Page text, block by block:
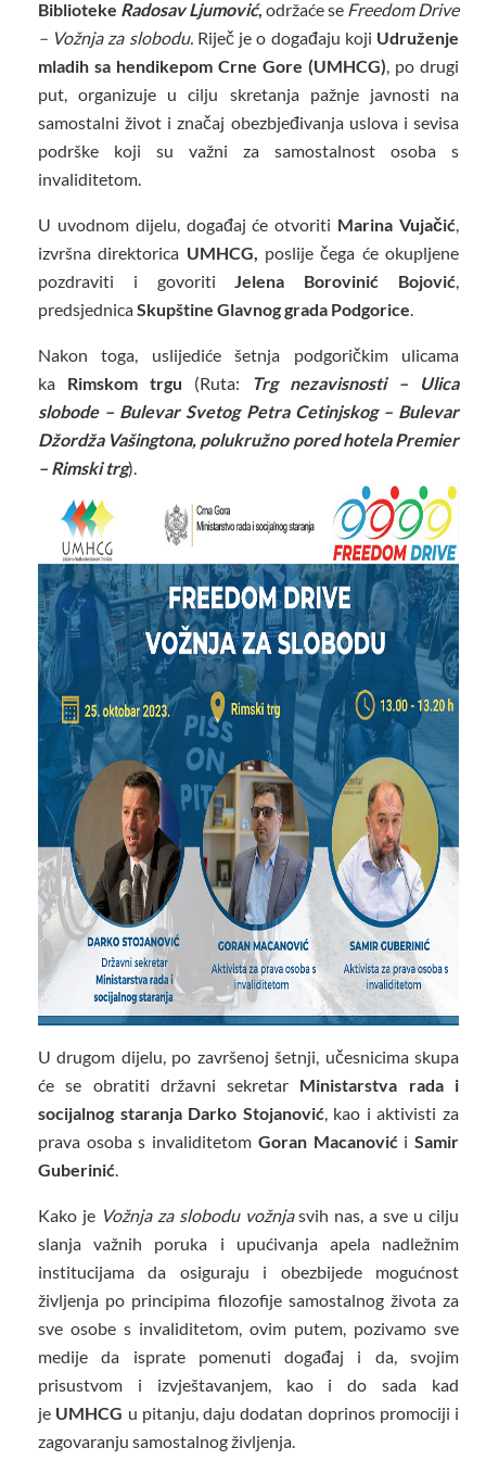
Biblioteke Radosav Ljumović, održaće se Freedom Drive
– Vožnja za slobodu. Riječ je o događaju koji Udruženje
mladih sa hendikepom Crne Gore (UMHCG), po drugi
put, organizuje u cilju
skretanja pažnje javnosti na
samostalni život i značaj obezbjeđivanja uslova i sevisa
podrške koji su važni za samostalnost osoba s
invaliditetom.
U uvodnom dijelu, događaj će otvoriti Marina Vujačić,
izvršna direktorica UMHCG, poslije čega će okupljene
pozdraviti i govoritiJelena Borovinić Bojović,
predsjednicaSkupštine Glavnog grada Podgorice.
Nakon toga, uslijediće šetnja podgoričkim ulicama
ka Rimskom trgu (Ruta:
Trg nezavisnosti – Ulica
slobode – Bulevar Svetog Petra Cetinjskog – Bulevar
Džordža Vašingtona, polukružno pored hotela Premier
– Rimski trg).
U drugom dijelu, po završenoj šetnji, učesnicima skupa
će se obratiti državni sekretar Ministarstva rada i
socijalnog staranja Darko Stojanović, kao i aktivisti za
prava osoba s invaliditetom Goran MacanovićiSamir
Guberinić.
Kako je Vožnja za slobodu vožnjasvih nas, a sve u cilju
slanja važnih poruka i upućivanja apela nadležnim
institucijama da osiguraju i obezbijede mogućnost
življenja po principima filozofije samostalnog života za
sve osobe s invaliditetom, ovim putem, pozivamo sve
medije da isprate pomenuti događaj i da, svojim
prisustvom i izvještavanjem, kao i do sada kad
je UMHCG u pitanju, daju dodatan doprinos promociji i
zagovaranju samostalnog življenja.